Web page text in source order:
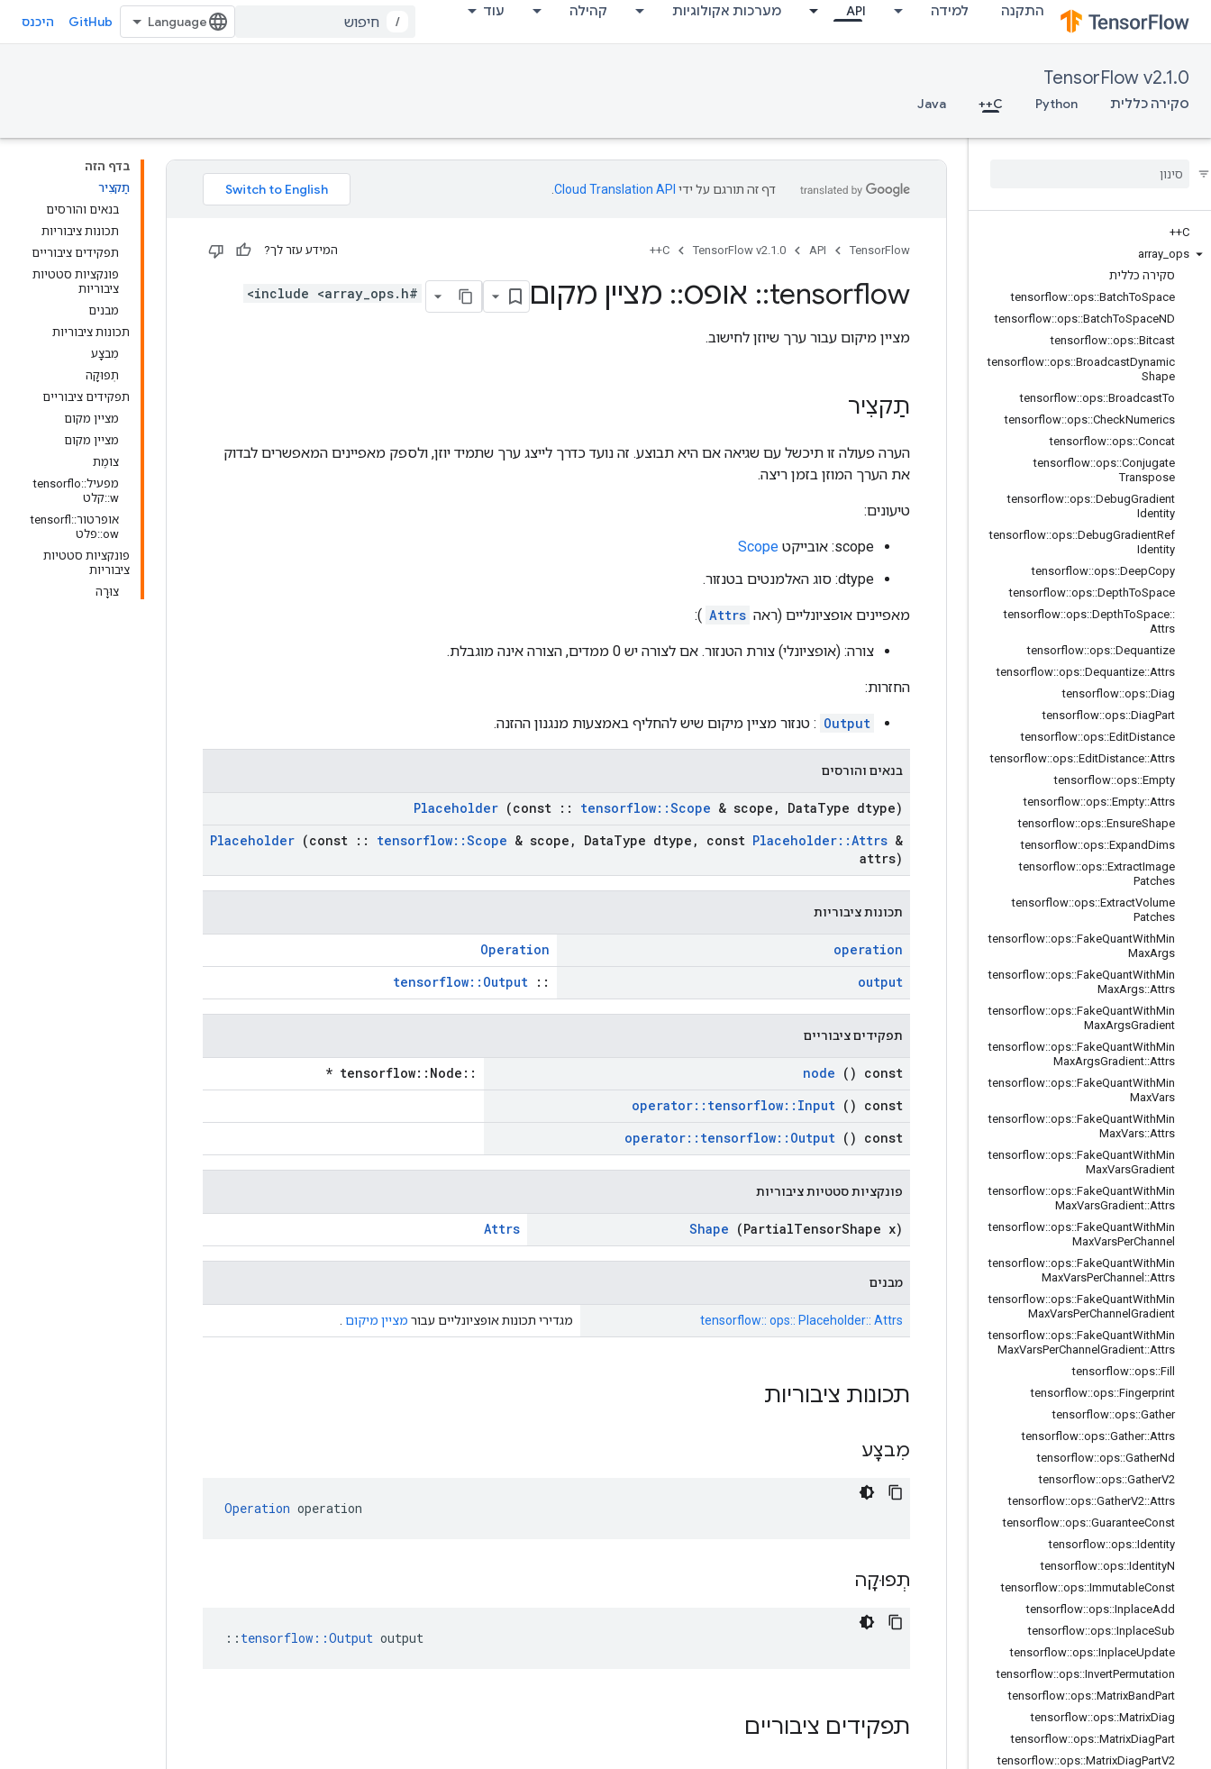
התקנה למידה API מערכות אקולוגיות קהילה עוד
/
GitHub היכנס
TensorFlow v2.1.0
סקירה כללית Python
C++
Java
C++
array ops
סקירה כללית
tensorflow::ops::BatchToSpace
tensorflow::ops::BatchToSpaceND
tensorflow::ops::Bitcast
tensorflow::ops::BroadcastDynamic
Shape
tensorflow::ops::BroadcastTo
tensorflow::ops::CheckNumerics
tensorflow::ops::Concat
tensorflow::ops::Conjugate
Transpose
tensorflow::ops::DebugGradient
Identity
tensorflow::ops::DebugGradientRef
Identity
tensorflow::ops::DeepCopy
tensorflow::ops::DepthToSpace
tensorflow::ops::DepthToSpace::
Attrs
tensorflow::ops::Dequantize
tensorflow::ops::Dequantize::Attrs
tensorflow::ops::Diag
tensorflow::ops::DiagPart
tensorflow::ops::EditDistance
tensorflow::ops::EditDistance::Attrs
tensorflow::ops::Empty
tensorflow::ops::Empty::Attrs
tensorflow::ops::EnsureShape
tensorflow::ops::ExpandDims
tensorflow::ops::ExtractImage
Patches
tensorflow::ops::ExtractVolume
Patches
tensorflow::ops::FakeQuantWithMin
MaxArgs
tensorflow::ops::FakeQuantWithMin
MaxArgs::Attrs
tensorflow::ops::FakeQuantWithMin
MaxArgsGradient
tensorflow::ops::FakeQuantWithMin
MaxArgsGradient::Attrs
tensorflow::ops::FakeQuantWithMin
MaxVars
tensorflow::ops::FakeQuantWithMin
MaxVars::Attrs
tensorflow::ops::FakeQuantWithMin
MaxVarsGradient
tensorflow::ops::FakeQuantWithMin
MaxVarsGradient::Attrs
tensorflow::ops::FakeQuantWithMin
MaxVarsPerChannel
tensorflow::ops::FakeQuantWithMin
MaxVarsPerChannel ::Attrs
tensorflow::ops::FakeQuantWithMin
MaxVarsPerChannel Gradient
tensorflow::ops::FakeQuantWithMin
MaxVarsPerChannel Gradient::Attrs
tensorflow::ops::Fill
tensorflow::ops::Fingerprint
tensorflow::ops::Gather
tensorflow::ops::Gather::Attrs
tensorflow::ops::GatherNd
tensorflow::ops::GatherV2
tensorflow::ops::GatherV2::Attrs
tensorflow::ops::GuaranteeConst
tensorflow::ops::Identity
tensorflow::ops::IdentityN
tensorflow::ops::ImmutableConst
tensorflow::ops::InplaceAdd
tensorflow::ops::InplaceSub
tensorflow::ops::InplaceUpdate
tensorflow::ops::InvertPermutation
tensorflow::ops::MatrixBandPart
tensorflow::ops::MatrixDiag
tensorflow::ops::MatrixDiagPart
tensorflow::ops::MatrixDiagPartV2
בדף הזה
תַקצִיר
בנאים והורסים
תכונות ציבוריות
תפקידים ציבוריים
פונקציות סטטיות
ציבוריות
מבנים
תכונות ציבוריות
מִבצָע
תְפוּקָה
תפקידים ציבוריים
מציין מקום
מציין מקום
צוֹמֶת
מפעיל::tensorflo
w::קלט
אופרטור::tensorfl
ow::פלט
פונקציות סטטיות
ציבוריות
צוּרָה
דף זה תורגם על ידי Cloud Translation API
TensorFlow
API
TensorFlow v2.1.0
C++ המידע עזר לך?
tensorflow
:: אופס:: מציין מקום #include <array_ops.h>
מציין מיקום עבור ערך שיוזן לחישוב.
תַקצִיר
הערה פעולה זו תיכשל עם שגיאה אם ​​היא תבוצע. זה נועד כדרך לייצג ערך שתמיד יוזן, ולספק מאפיינים המאפשרים לבדוק
את הערך המוזן בזמן ריצה.
טיעונים:
scope: אובייקט
Scope
dtype: סוג האלמנטים בטנזור.
מאפיינים אופציונליים (ראה Attrs
):
צורה: (אופציונלי) צורת הטנזור. אם לצורה יש 0 ממדים, הצורה אינה מוגבלת.
החזרות:
Output : טנזור מציין מיקום שיש להחליף באמצעות מנגנון ההזנה.
בנאים והורסים
Placeholder (const :: tensorflow::Scope & scope , DataType dtype)
Placeholder (const :: tensorflow::Scope & scope , DataType dtype , const Placeholder::Attrs &
attrs)
תכונות ציבוריות
operation
Operation
output
::
tensorflow::Output
תפקידים ציבוריים
node () const
::tensorflow::Node *
operator:: tensorflow:: Input () const
operator:: tensorflow:: Output () const
פונקציות סטטיות ציבוריות
Shape (PartialTensorShape x)
Attrs
מבנים
tensorflow:: ops:: Placeholder:: Attrs מגדירי תכונות אופציונליים עבור מציין מיקום
תכונות ציבוריות
מִבצָע
Operation operation
תְפוּקָה
:: tensorflow::Output output
תפקידים ציבוריים